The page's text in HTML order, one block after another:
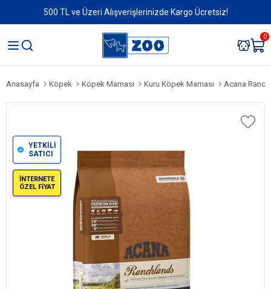
500 TL ve Üzeri Alışverişlerinizde Kargo Ücretsiz!
0
Anasayfa Köpek Köpek Maması Kuru Köpek Maması Acana
YETKİLİ
SATICI
İNTERNETE
ÖZEL FİYAT